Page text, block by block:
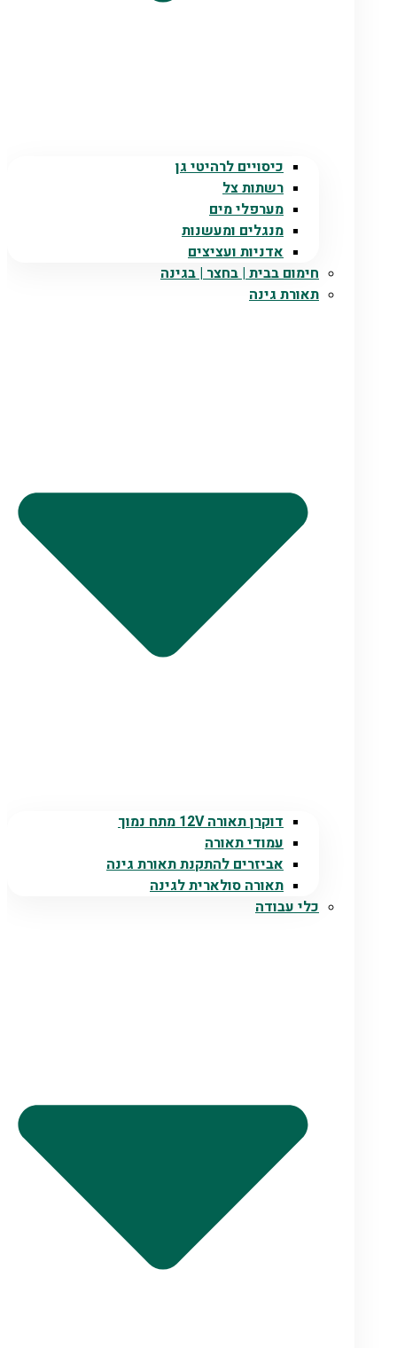
כיסויים לרהיטי גן
רשתות צל
מערפלי מים
מנגלים ומעשנות
אדניות ועציצים
חימום בבית | בחצר | בגינה
תאורת גינה
דוקרן תאורה 12V מתח נמוך
עמודי תאורה
אביזרים להתקנת תאורת גינה
תאורה סולארית לגינה
כלי עבודה